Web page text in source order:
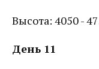
Высота: 4050 -
День 11